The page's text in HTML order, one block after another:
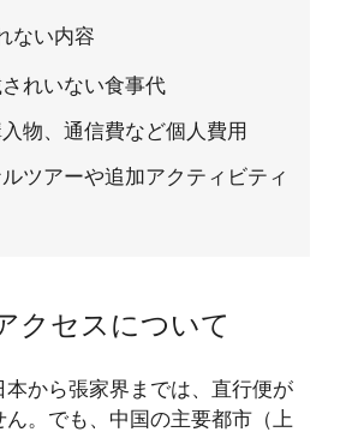
ない内容
れいない食事代
物、通信費など個人費用
ツアーや追加アクティビティ
クセスについて
から張家界までは、直行便が
。でも、中国の主要都市（上